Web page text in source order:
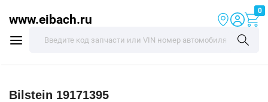
www.eibach.ru
0
Bilstein 19171395